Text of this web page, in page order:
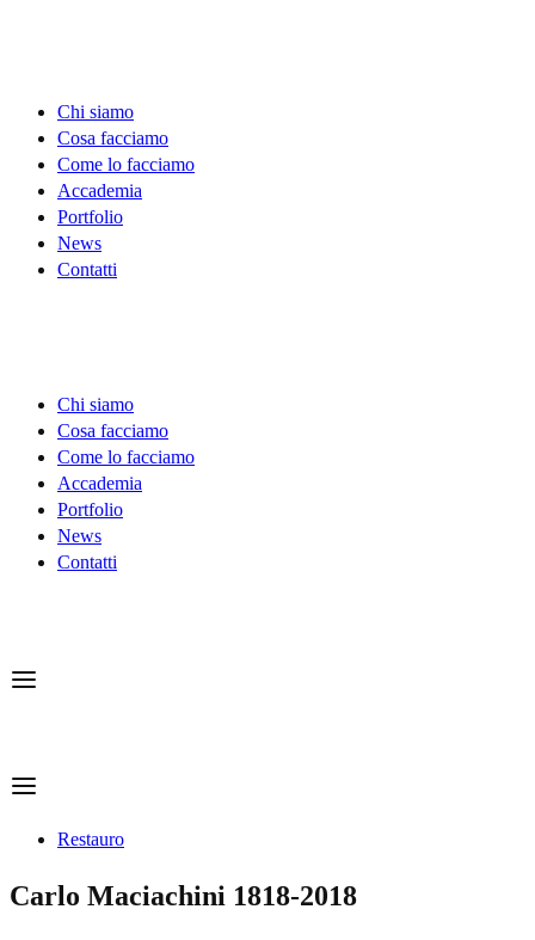
Chi siamo
Cosa facciamo
Come lo facciamo
Accademia
Portfolio
News
Contatti
Chi siamo
Cosa facciamo
Come lo facciamo
Accademia
Portfolio
News
Contatti
Restauro
Carlo Maciachini 1818-2018